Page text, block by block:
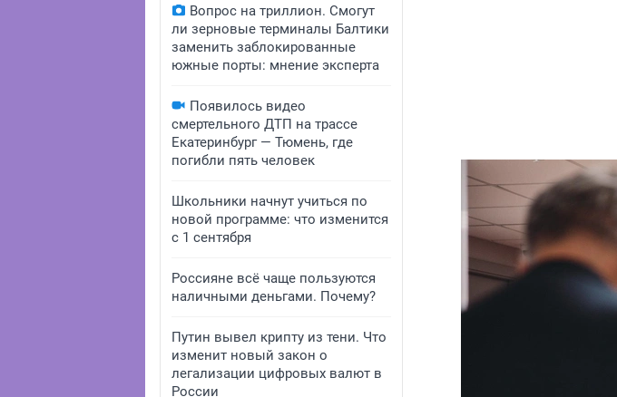
Вопрос на триллион. Смогут
ли зерновые терминалы Балтики
заменить заблокированные
южные порты: мнение эксперта
Появилось видео
смертельного ДТП на трассе
Екатеринбург — Тюмень, где
погибли пять человек
Школьники начнут учиться по
новой программе: что изменится
с 1 сентября
Россияне всё чаще пользуются
наличными деньгами. Почему?
Путин вывел крипту из тени. Что
изменит новый закон о
легализации цифровых валют в
России